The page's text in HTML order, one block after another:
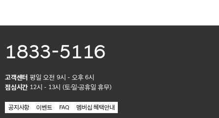
1833-5116
고객센터 평일 오전 9시 - 오후 6시
점심시간 12시 - 13시 (토·일·공휴일 휴무)
공지사항 이벤트 FAQ 멤버십 혜택안내